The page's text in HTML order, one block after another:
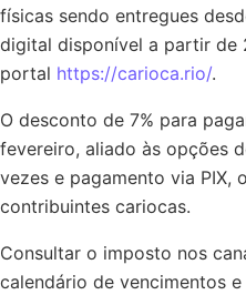
físicas sendo entregues
digital disponível a partir de
portal https://carioca.rio/.
O desconto de 7% para
fevereiro, aliado às opções
vezes e pagamento via PIX,
contribuintes cariocas.
Consultar o imposto nos
calendário de vencimentos